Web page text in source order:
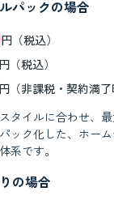
パックの場合
円（税込）
円（税込）
円（非課税・契約満了
タイルに合わせ、
ック化した、ホー
系です。
の場合